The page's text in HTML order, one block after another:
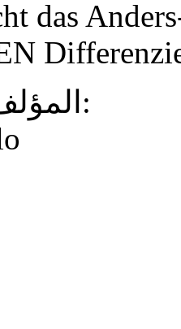
das
المؤلف / المؤلفة: